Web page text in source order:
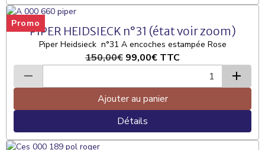
Promo
PIPER HEIDSIECK n°31 (état voir zoom)
Piper Heidsieck n°31 A encoches estampée Rose
150,00€ 99,00€ TTC
Ajouter au panier
Détails